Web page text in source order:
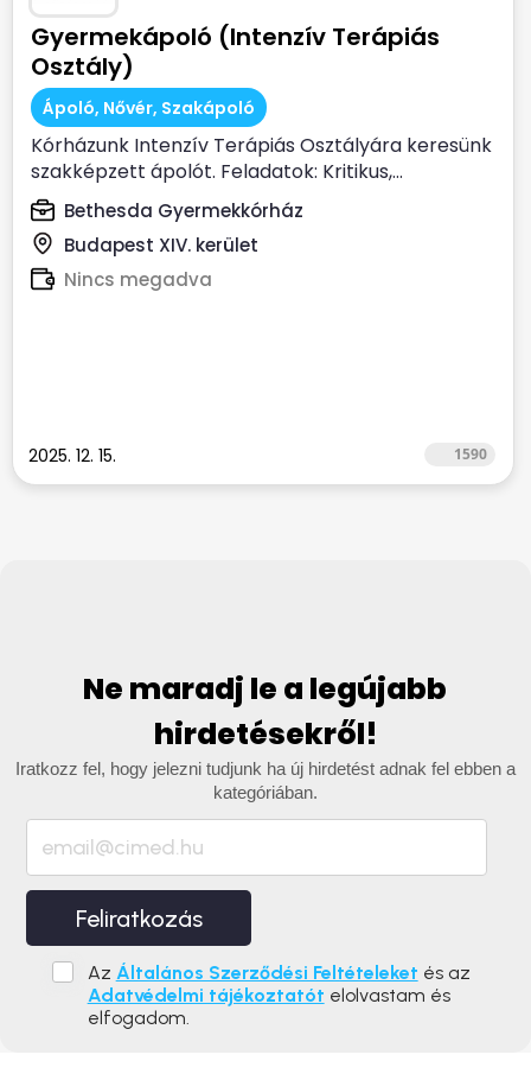
Gyermekápoló (Intenzív Terápiás
Osztály)
Ápoló, Nővér, Szakápoló
Kórházunk Intenzív Terápiás Osztályára keresünk
szakképzett ápolót. Feladatok: Kritikus,...
Bethesda Gyermekkórház
Budapest XIV. kerület
Nincs megadva
2025. 12. 15. 1590
Ne maradj le a legújabb
hirdetésekről!
Iratkozz fel, hogy jelezni tudjunk ha új hirdetést adnak fel ebben a
kategóriában.
Feliratkozás
Az Általános Szerződési Feltételeket és az
Adatvédelmi tájékoztatót elolvastam és
elfogadom.